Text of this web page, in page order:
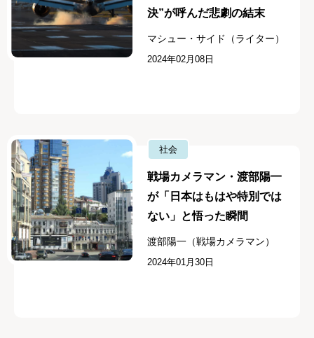
決”が呼んだ悲劇の結末
マシュー・サイド（ライター）
2024年02月08日
社会
戦場カメラマン・渡部陽一
が「日本はもはや特別では
ない」と悟った瞬間
渡部陽一（戦場カメラマン）
2024年01月30日